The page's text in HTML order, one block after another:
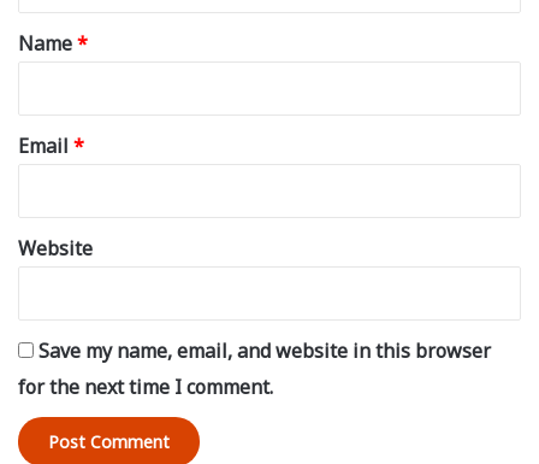
*
Name*
Email *
Website
Save my name, email, and website in this browser
for the next time I comment.